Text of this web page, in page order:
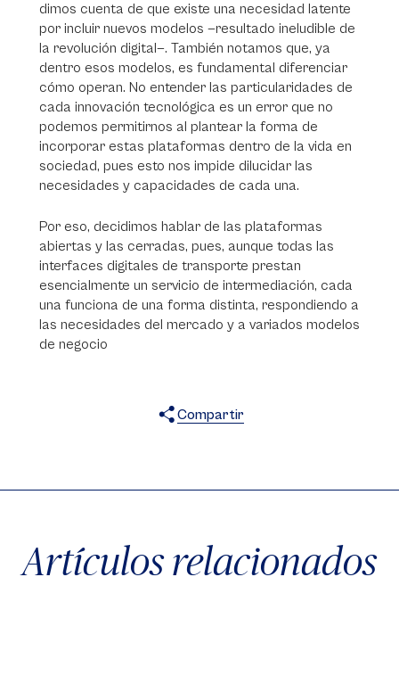
dimos cuenta de que existe una necesidad latente
por incluir nuevos modelos —resultado ineludible de
la revolución digital—. También notamos que, ya
dentro esos modelos, es fundamental diferenciar
cómo operan. No entender las particularidades de
cada innovación tecnológica es un error que no
podemos permitirnos al plantear la forma de
incorporar estas plataformas dentro de la vida en
sociedad, pues esto nos impide dilucidar las
necesidades y capacidades de cada una.
Por eso, decidimos hablar de las plataformas
abiertas y las cerradas, pues, aunque todas las
interfaces digitales de transporte prestan
esencialmente un servicio de intermediación, cada
una funciona de una forma distinta, respondiendo a
las necesidades del mercado y a variados modelos
de negocio
Compartir
Artículos relacionados